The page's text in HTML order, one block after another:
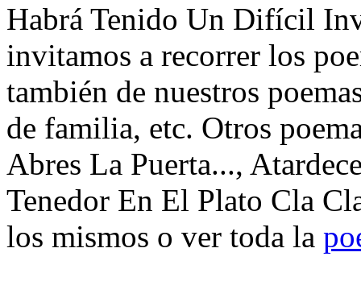
Habrá Tenido Un Difícil
invitamos a recorrer los
también de nuestros
de familia, etc. Otros
Abres La Puerta...,
Tenedor En El Plato Cla
los mismos o ver toda la